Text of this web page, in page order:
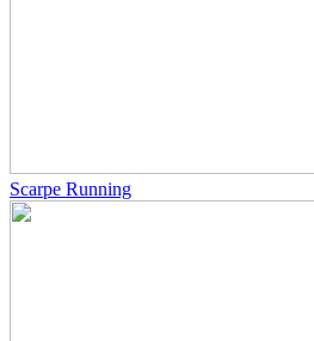
Scarpe Running